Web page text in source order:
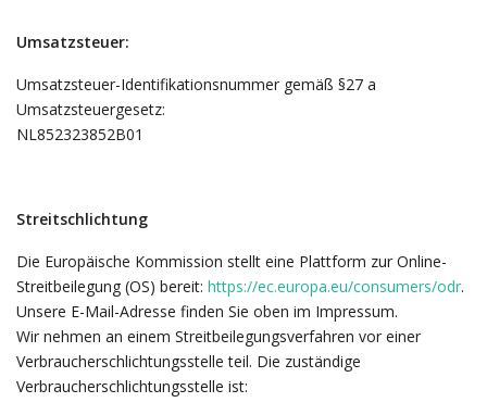
Umsatzsteuer:
Umsatzsteuer-Identifikationsnummer gemäß §27 a
Umsatzsteuergesetz:
NL852323852B01
Streitschlichtung
Die Europäische Kommission stellt eine Plattform zur Online-
Streitbeilegung (OS) bereit: https://ec.europa.eu/consumers/odr.
Unsere E-Mail-Adresse finden Sie oben im Impressum.
Wir nehmen an einem Streitbeilegungsverfahren vor einer
Verbraucherschlichtungsstelle teil. Die zuständige
Verbraucherschlichtungsstelle ist: